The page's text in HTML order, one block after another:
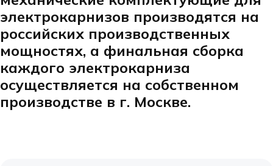
электрокарнизов производятся на
российских производственных
мощностях, а финальная сборка
каждого электрокарниза
осуществляется на собственном
производстве в г. Москве.